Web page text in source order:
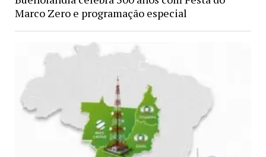
Marco Zero e programação especial